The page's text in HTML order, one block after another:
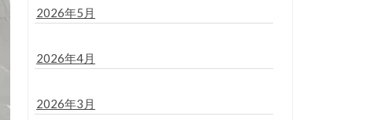
2026年5月
2026年4月
2026年3月